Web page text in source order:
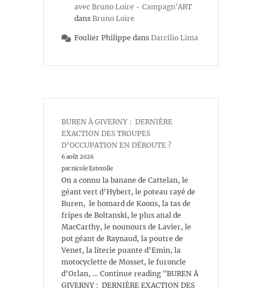
avec Bruno Loire - Campagn'ART
dans Bruno Loire
Foulier Philippe dans Darcilio Lima
BUREN À GIVERNY : DERNIÈRE
EXACTION DES TROUPES
D’OCCUPATION EN DÉROUTE ?
6 août 2026
par nicole Esterolle
On a connu la banane de Cattelan, le
géant vert d’Hybert, le poteau rayé de
Buren, le homard de Koons, la tas de
fripes de Boltanski, le plus anal de
MacCarthy, le nounours de Lavier, le
pot géant de Raynaud, la poutre de
Venet, la literie puante d’Emin, la
motocyclette de Mosset, le furoncle
d’Orlan, … Continue reading "BUREN À
GIVERNY : DERNIÈRE EXACTION DES